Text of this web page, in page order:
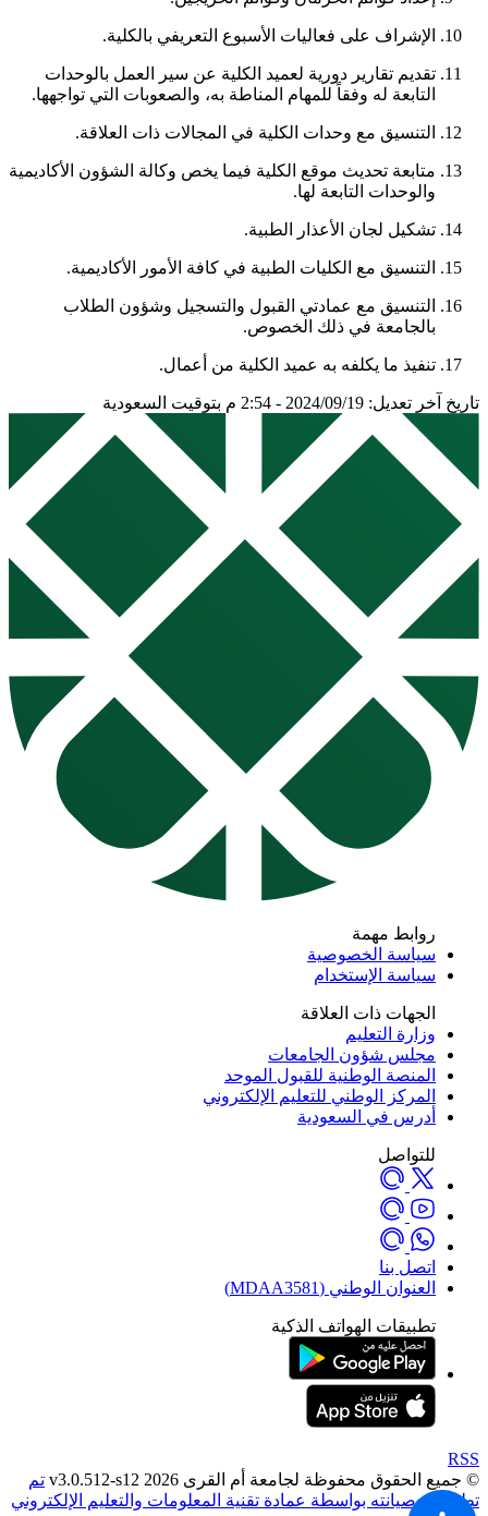
الإشراف على فعاليات الأسبوع التعريفي بالكلية.
تقديم تقارير دورية لعميد الكلية عن سير العمل بالوحدات
التابعة له وفقاً للمهام المناطة به، والصعوبات التي تواجهها.
التنسيق مع وحدات الكلية في المجالات ذات العلاقة.
متابعة تحديث موقع الكلية فيما يخص وكالة الشؤون الأكاديمية
والوحدات التابعة لها.
تشكيل لجان الأعذار الطبية.
التنسيق مع الكليات الطبية في كافة الأمور الأكاديمية.
التنسيق مع عمادتي القبول والتسجيل وشؤون الطلاب
بالجامعة في ذلك الخصوص.
تنفيذ ما يكلفه به عميد الكلية من أعمال.
تاريخ آخر تعديل: 2024/09/19 - 2:54 م بتوقيت السعودية
روابط مهمة
سياسة الخصوصية
سياسة الإستخدام
الجهات ذات العلاقة
وزارة التعليم
مجلس شؤون الجامعات
المنصة الوطنية للقبول الموحد
المركز الوطني للتعليم الإلكتروني
أدرس في السعودية
للتواصل
اتصل بنا
العنوان الوطني (MDAA3581)
تطبيقات الهواتف الذكية
RSS
© جميع الحقوق محفوظة لجامعة أم القرى 2026 v3.0.512-s12
تم
تطويره وصيانته بواسطة عمادة تقنية المعلومات والتعليم الإلكتروني